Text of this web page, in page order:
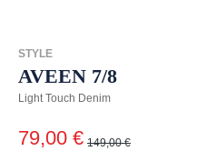
STYLE
AVEEN 7/8
Light Touch Denim
79,00 € 149,00 €